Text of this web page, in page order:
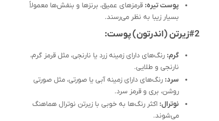
پوست تیره: قرمزهای عمیق، برنزها و بنفش‌ها معمولاً
بسیار زیبا به نظر می‌رسند.
#2زیرتن (اندرتون) پوست:
گرم: رنگ‌های دارای زمینه زرد یا نارنجی، مثل قرمز گرم،
نارنجی و طلایی.
سرد: رنگ‌های دارای زمینه آبی یا صورتی، مثل صورتی
روشن، بری و قرمز سرد.
نوترال: اکثر رنگ‌ها به خوبی با زیرتن نوترال هماهنگ
می‌شوند.